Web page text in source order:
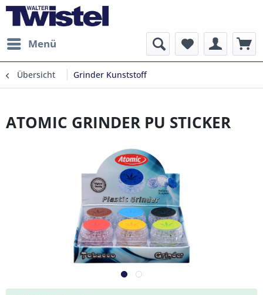
Menü
Übersicht Grinder Kunststoff
ATOMIC GRINDER PU STICKER